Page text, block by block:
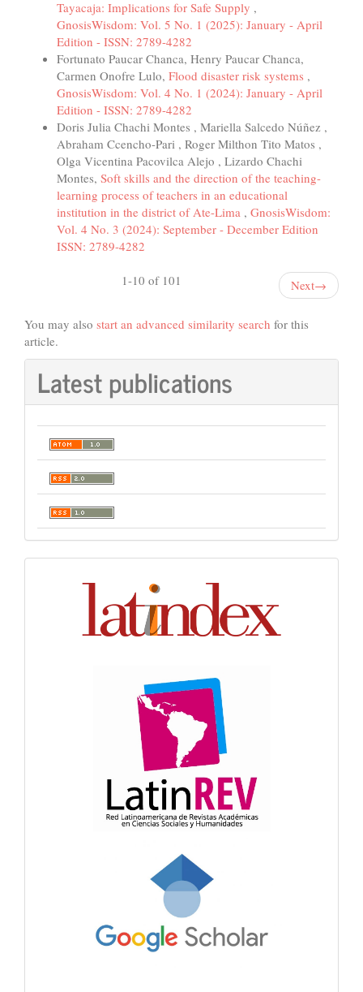
Tayacaja: Implications for Safe Supply ,
GnosisWisdom: Vol. 5 No. 1 (2025): January - April
Edition - ISSN: 2789-4282
Fortunato Paucar Chanca, Henry Paucar Chanca,
Carmen Onofre Lulo, Flood disaster risk systems ,
GnosisWisdom: Vol. 4 No. 1 (2024): January - April
Edition - ISSN: 2789-4282
Doris Julia Chachi Montes , Mariella Salcedo Núñez ,
Abraham Ccencho-Pari , Roger Milthon Tito Matos ,
Olga Vicentina Pacovilca Alejo , Lizardo Chachi
Montes, Soft skills and the direction of the teaching-
learning process of teachers in an educational
institution in the district of Ate-Lima , GnosisWisdom:
Vol. 4 No. 3 (2024): September - December Edition
ISSN: 2789-4282
1-10 of 101 Next→
You may also start an advanced similarity search for this
article.
Latest publications
Indexación